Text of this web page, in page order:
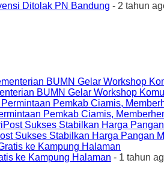
Ditolak PN Bandung - 2 tahun
BUMN Gelar Workshop
Pemkab Ciamis,
Sukses Stabilkan Harga Pangan
ke Kampung Halaman - 1 tahun